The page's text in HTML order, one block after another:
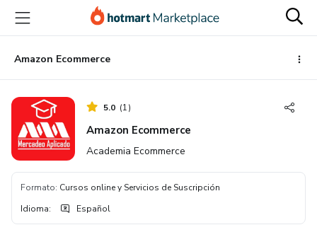
principal
página
de
página
Amazon Ecommerce
5.0 (1)
Amazon Ecommerce
Academia Ecommerce
Formato: Cursos online y Servicios de Suscripción
Idioma: Español